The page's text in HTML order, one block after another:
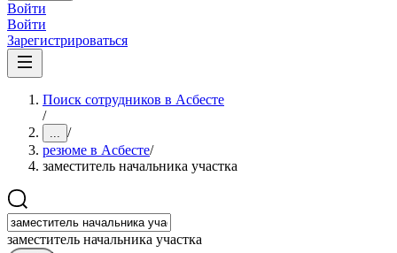
Войти
Войти
Зарегистрироваться
Поиск сотрудников в Асбесте
/
... /
резюме в Асбесте/
заместитель начальника участка
заместитель начальника участка